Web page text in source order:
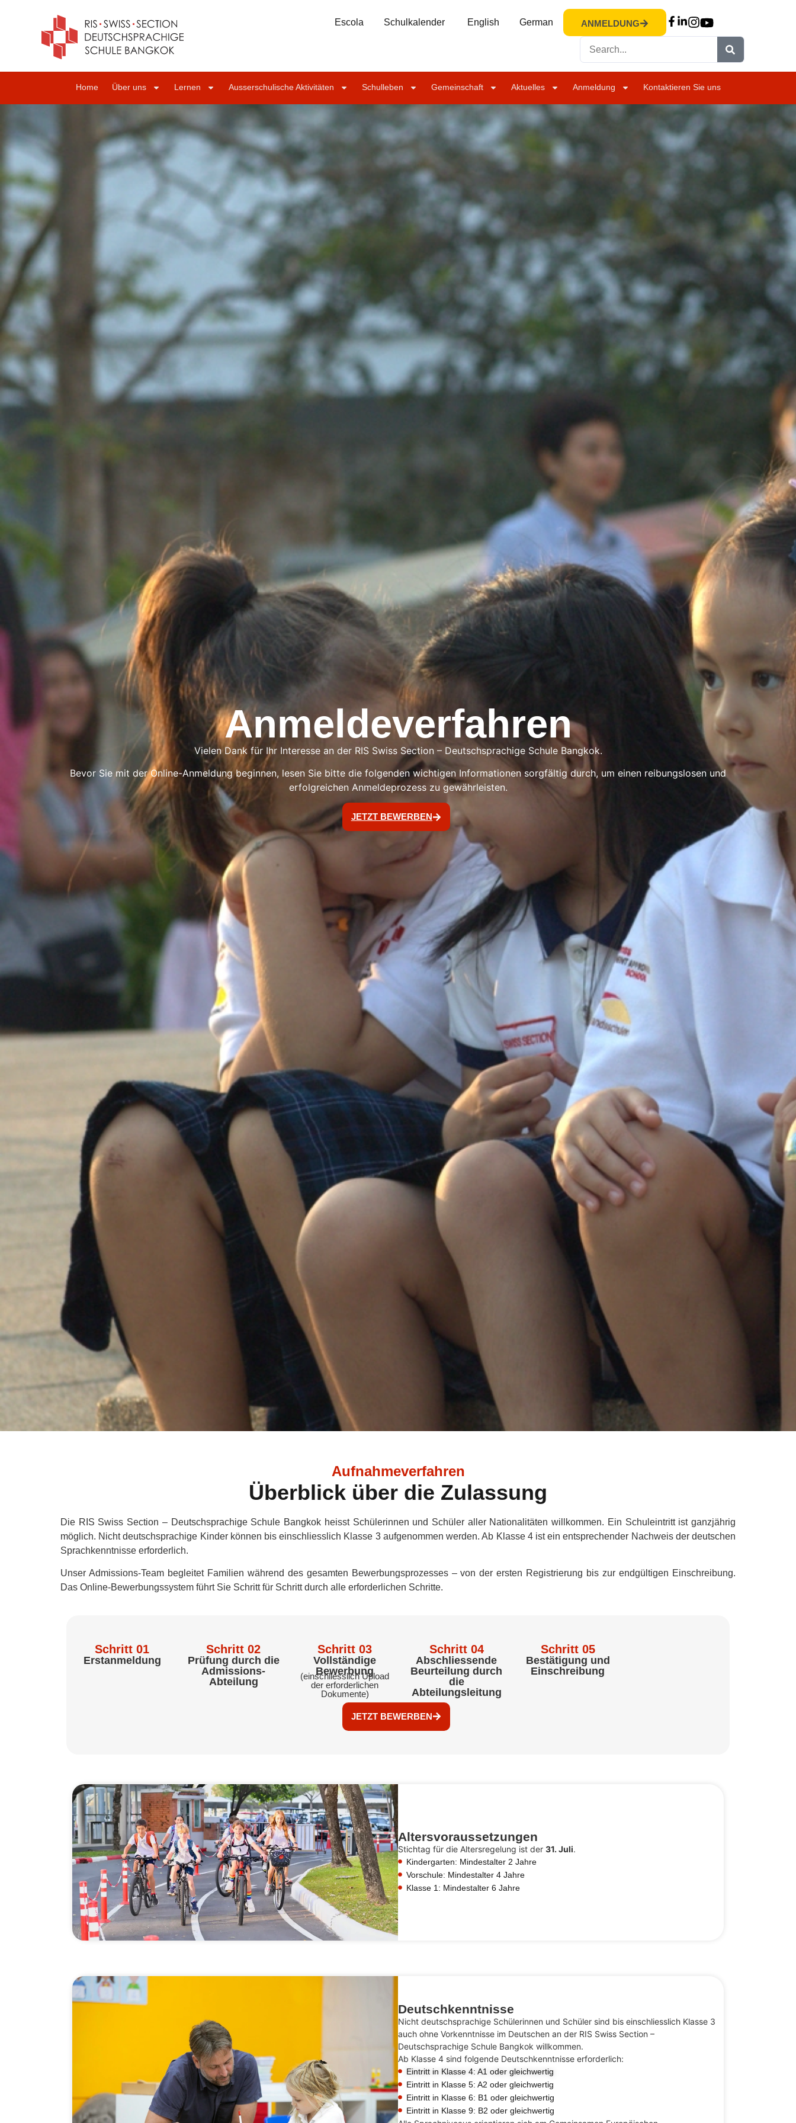
Escola Schulkalender English German ANMELDUNG
Home Über uns Lernen Ausserschulische Aktivitäten Schulleben Gemeinschaft Aktuelles Anmeldung Kontaktieren Sie uns
ANFRAGE
BESUCH
Anmeldeverfahren
Vielen Dank für Ihr Interesse an der RIS Swiss Section – Deutschsprachige Schule Bangkok.
Bevor Sie mit der Online-Anmeldung beginnen, lesen Sie bitte die folgenden wichtigen Informationen sorgfältig durch, um einen reibungslosen und
erfolgreichen Anmeldeprozess zu gewährleisten.
JETZT BEWERBEN
Aufnahmeverfahren
Überblick über die Zulassung
Die RIS Swiss Section – Deutschsprachige Schule Bangkok heisst Schülerinnen und Schüler aller Nationalitäten willkommen. Ein Schuleintritt ist ganzjährig
möglich. Nicht deutschsprachige Kinder können bis einschliesslich Klasse 3 aufgenommen werden. Ab Klasse 4 ist ein entsprechender Nachweis der deutschen
Sprachkenntnisse erforderlich.
Unser Admissions-Team begleitet Familien während des gesamten Bewerbungsprozesses – von der ersten Registrierung bis zur endgültigen Einschreibung.
Das Online-Bewerbungssystem führt Sie Schritt für Schritt durch alle erforderlichen Schritte.
Schritt 01
Erstanmeldung
Schritt 02
Prüfung durch die
Admissions-
Abteilung
Schritt 03
Vollständige
Bewerbung
(einschliesslich Upload
der erforderlichen
Dokumente)
Schritt 04
Abschliessende
Beurteilung durch
die
Abteilungsleitung
Schritt 05
Bestätigung und
Einschreibung
JETZT BEWERBEN
Altersvoraussetzungen
Stichtag für die Altersregelung ist der 31. Juli.
Kindergarten: Mindestalter 2 Jahre
Vorschule: Mindestalter 4 Jahre
Klasse 1: Mindestalter 6 Jahre
Deutschkenntnisse
Nicht deutschsprachige Schülerinnen und Schüler sind bis einschliesslich Klasse 3
auch ohne Vorkenntnisse im Deutschen an der RIS Swiss Section –
Deutschsprachige Schule Bangkok willkommen.
Ab Klasse 4 sind folgende Deutschkenntnisse erforderlich:
Eintritt in Klasse 4: A1 oder gleichwertig
Eintritt in Klasse 5: A2 oder gleichwertig
Eintritt in Klasse 6: B1 oder gleichwertig
Eintritt in Klasse 9: B2 oder gleichwertig